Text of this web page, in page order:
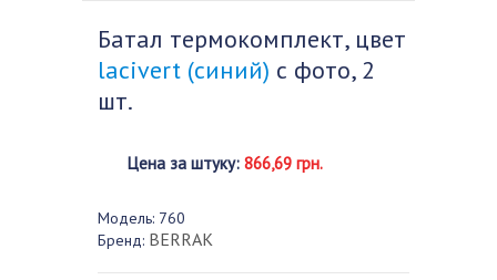
Батал термокомплект, цвет
lacivert (синий) с фото, 2
шт.
Цена за штуку: 866,69 грн.
Модель: 760
Бренд: BERRAK